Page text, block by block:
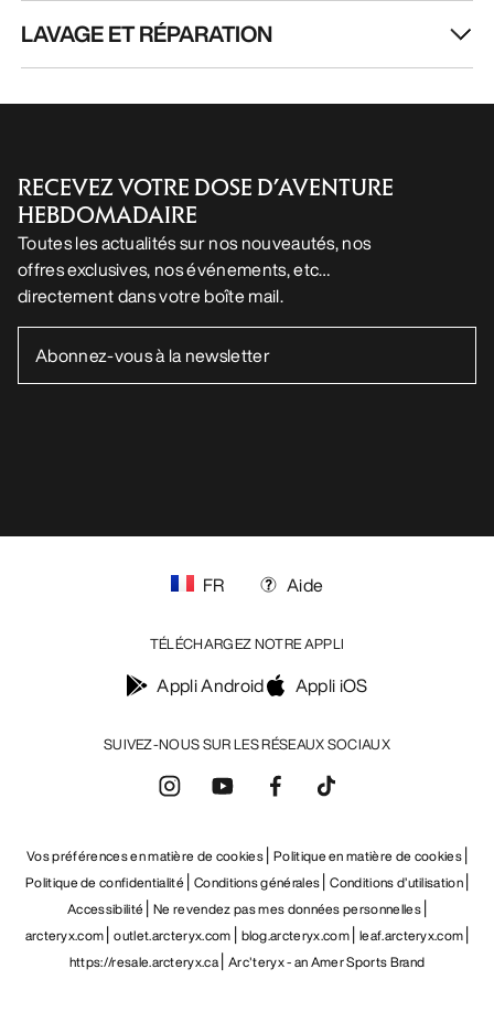
LAVAGE ET RÉPARATION
RECEVEZ VOTRE DOSE D’AVENTURE
HEBDOMADAIRE
Toutes les actualités sur nos nouveautés, nos
offres exclusives, nos événements, etc…
directement dans votre boîte mail.
SUIVEZ-NOUS SUR LES RÉSEAUX SOCIAUX
FR Aide
TÉLÉCHARGEZ NOTRE APPLI
Appli Android Appli iOS
Vos préférences en matière de cookies Politique en matière de cookies
Politique de confidentialité Conditions générales Conditions d’utilisation
Accessibilité Ne revendez pas mes données personnelles
arcteryx.com outlet.arcteryx.com blog.arcteryx.com leaf.arcteryx.com
https://resale.arcteryx.ca Arc'teryx - an Amer Sports Brand